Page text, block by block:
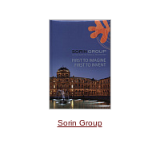
Sorin Group